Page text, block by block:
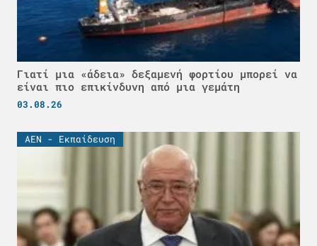
Γιατί μια «άδεια» δεξαμενή φορτίου μπορεί να
είναι πιο επικίνδυνη από μια γεμάτη
03.08.26
ΑΕΝ - Εκπαίδευση